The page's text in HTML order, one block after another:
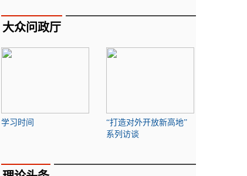
大众问政厅
学习时间
“打造对外开放新高地”
系列访谈